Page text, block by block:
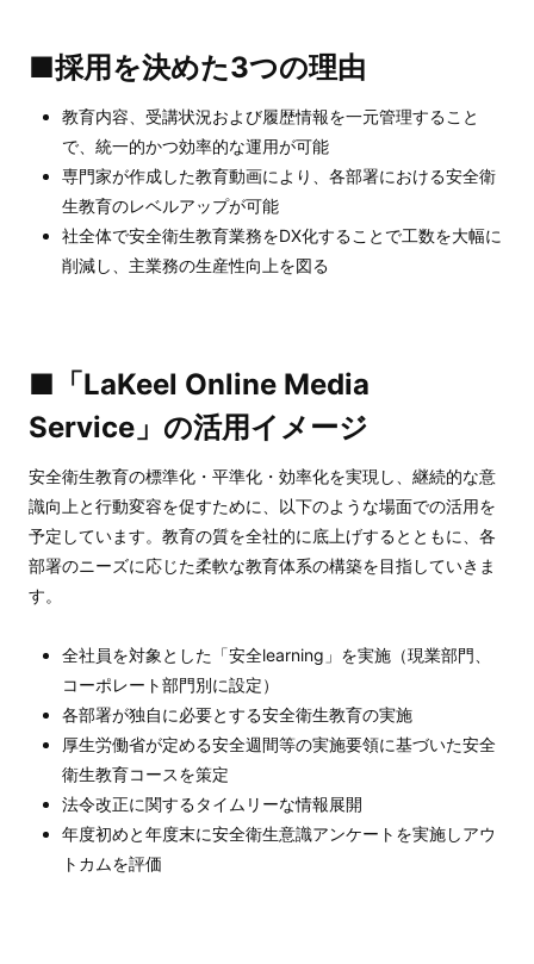
■採用を決めた3つの理由
教育内容、受講状況および履歴情報を一元管理すること
で、統一的かつ効率的な運用が可能
専門家が作成した教育動画により、各部署における安全衛
生教育のレベルアップが可能
社全体で安全衛生教育業務をDX化することで工数を大幅に
削減し、主業務の生産性向上を図る
■「LaKeel Online Media
Service」の活用イメージ
安全衛生教育の標準化・平準化・効率化を実現し、継続的な意
識向上と行動変容を促すために、以下のような場面での活用を
予定しています。教育の質を全社的に底上げするとともに、各
部署のニーズに応じた柔軟な教育体系の構築を目指していきま
す。
全社員を対象とした「安全learning」を実施（現業部門、
コーポレート部門別に設定）
各部署が独自に必要とする安全衛生教育の実施
厚生労働省が定める安全週間等の実施要領に基づいた安全
衛生教育コースを策定
法令改正に関するタイムリーな情報展開
年度初めと年度末に安全衛生意識アンケートを実施しアウ
トカムを評価